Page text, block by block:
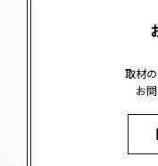
取材
お